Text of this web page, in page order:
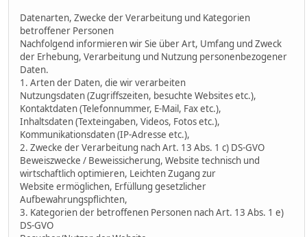
Datenarten, Zwecke der Verarbeitung und Kategorien
betroffener Personen
Nachfolgend informieren wir Sie über Art, Umfang und Zweck
der Erhebung, Verarbeitung und Nutzung personenbezogener
Daten.
1. Arten der Daten, die wir verarbeiten
Nutzungsdaten (Zugriffszeiten, besuchte Websites etc.),
Kontaktdaten (Telefonnummer, E-Mail, Fax etc.),
Inhaltsdaten (Texteingaben, Videos, Fotos etc.),
Kommunikationsdaten (IP-Adresse etc.),
2. Zwecke der Verarbeitung nach Art. 13 Abs. 1 c) DS-GVO
Beweiszwecke / Beweissicherung, Website technisch und
wirtschaftlich optimieren, Leichten Zugang zur
Website ermöglichen, Erfüllung gesetzlicher
Aufbewahrungspflichten,
3. Kategorien der betroffenen Personen nach Art. 13 Abs. 1 e)
DS-GVO